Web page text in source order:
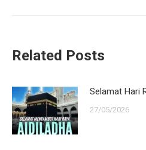
Related Posts
Selamat Hari
27/05/2026